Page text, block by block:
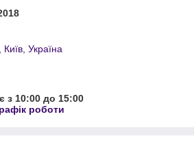
Україна
з 10:00 до 15:00
роботи